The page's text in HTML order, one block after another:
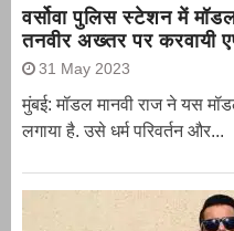
वर्सोवा पुलिस स्टेशन में
तनवीर अख्तर पर
31 May 2023
मुंबई: मॉडल मानवी राज ने यस
लगाया है. उसे धर्म परिवर्तन और...